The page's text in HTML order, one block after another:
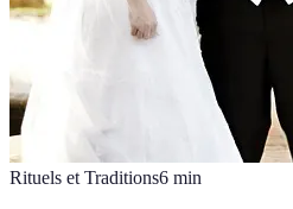
Rituels et Traditions6 min